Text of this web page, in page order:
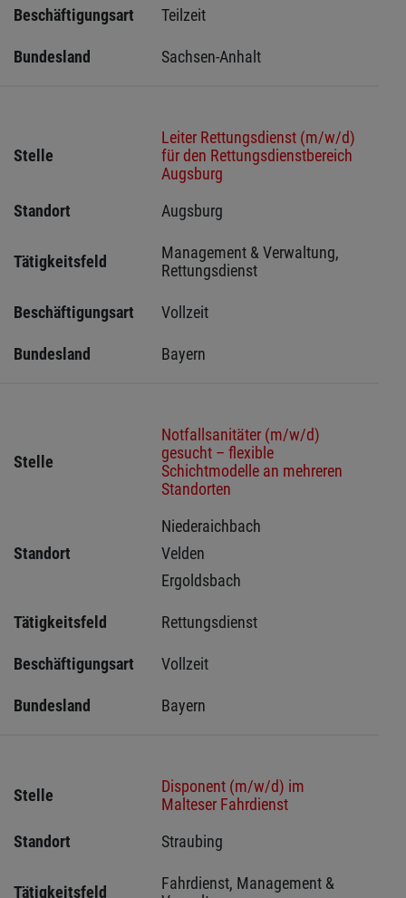
Beschäftigungsart Teilzeit
Bundesland Sachsen-Anhalt
Stelle
Leiter Rettungsdienst (m/w/d)
für den Rettungsdienstbereich
Augsburg
Standort
Augsburg
Tätigkeitsfeld
Management & Verwaltung,
Rettungsdienst
Beschäftigungsart Vollzeit
Bundesland Bayern
Stelle
Notfallsanitäter (m/w/d)
gesucht – flexible
Schichtmodelle an mehreren
Standorten
Standort
Niederaichbach
Velden
Ergoldsbach
Tätigkeitsfeld Rettungsdienst
Beschäftigungsart Vollzeit
Bundesland Bayern
Stelle
Disponent (m/w/d) im
Malteser Fahrdienst
Standort
Straubing
Tätigkeitsfeld
Fahrdienst, Management &